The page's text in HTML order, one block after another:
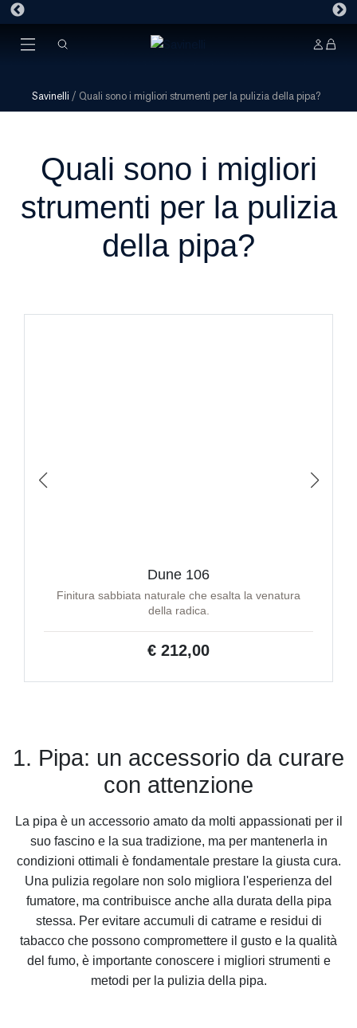
Savinelli / Quali sono i migliori strumenti per la pulizia della pipa?
Quali sono i migliori
strumenti per la pulizia
della pipa?
Dune 106
Finitura sabbiata naturale che esalta la venatura
della radica.
€ 212,00
1. Pipa: un accessorio da curare
con attenzione
La pipa è un accessorio amato da molti appassionati per il
suo fascino e la sua tradizione, ma per mantenerla in
condizioni ottimali è fondamentale prestare la giusta cura.
Una pulizia regolare non solo migliora l'esperienza del
fumatore, ma contribuisce anche alla durata della pipa
stessa. Per evitare accumuli di catrame e residui di
tabacco che possono compromettere il gusto e la qualità
del fumo, è importante conoscere i migliori strumenti e
metodi per la pulizia della pipa.